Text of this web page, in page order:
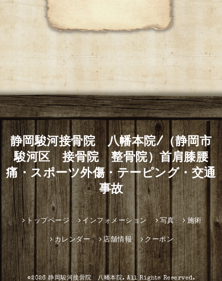
静岡駿河接骨院 八幡本院/（静岡市
駿河区 接骨院 整骨院）首肩膝腰
痛・スポーツ外傷・テーピング・交通
事故
トップページ インフォメーション 写真 施術
カレンダー 店舗情報 クーポン
©2026静岡駿河接骨院 八幡本院. All Rights Reserved.